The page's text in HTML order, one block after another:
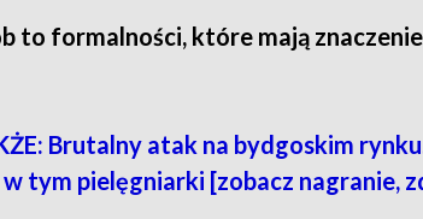
to formalności, które mają
Brutalny atak na bydgoskim
tym pielęgniarki [zobacz nagranie,